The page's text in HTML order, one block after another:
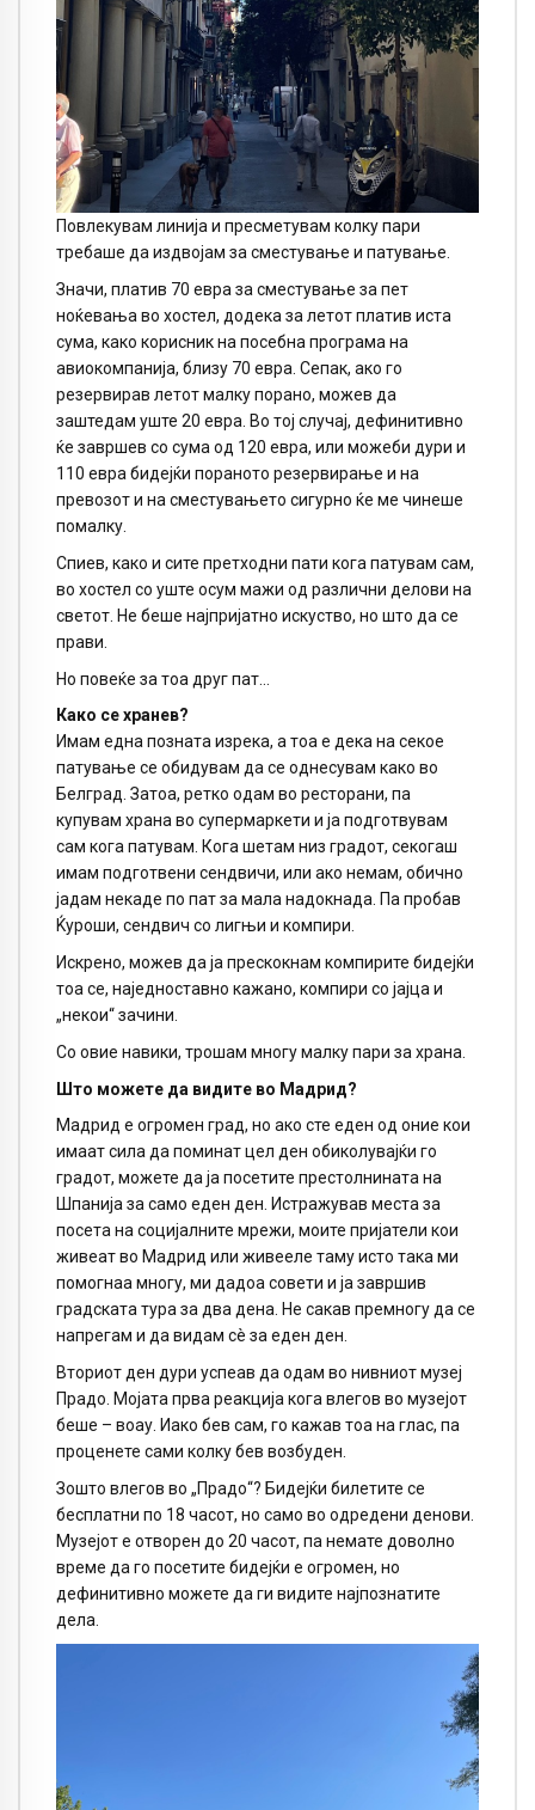
Повлекувам линија и пресметувам колку пари
требаше да издвојам за сместување и патување.
Значи, платив 70 евра за сместување за пет
ноќевања во хостел, додека за летот платив иста
сума, како корисник на посебна програма на
авиокомпанија, близу 70 евра. Сепак, ако го
резервирав летот малку порано, можев да
заштедам уште 20 евра. Во тој случај, дефинитивно
ќе завршев со сума од 120 евра, или можеби дури и
110 евра бидејќи пораното резервирање и на
превозот и на сместувањето сигурно ќе ме чинеше
помалку.
Спиев, како и сите претходни пати кога патувам сам,
во хостел со уште осум мажи од различни делови на
светот. Не беше најпријатно искуство, но што да се
прави.
Но повеќе за тоа друг пат…
Како се хранев?
Имам една позната изрека, а тоа е дека на секое
патување се обидувам да се однесувам како во
Белград. Затоа, ретко одам во ресторани, па
купувам храна во супермаркети и ја подготвувам
сам кога патувам. Кога шетам низ градот, секогаш
имам подготвени сендвичи, или ако немам, обично
јадам некаде по пат за мала надокнада. Па пробав
Ќуроши, сендвич со лигњи и компири.
Искрено, можев да ја прескокнам компирите бидејќи
тоа се, наједноставно кажано, компири со јајца и
„некои“ зачини.
Со овие навики, трошам многу малку пари за храна.
Што можете да видите во Мадрид?
Мадрид е огромен град, но ако сте еден од оние кои
имаат сила да поминат цел ден обиколувајќи го
градот, можете да ја посетите престолнината на
Шпанија за само еден ден. Истражував места за
посета на социјалните мрежи, моите пријатели кои
живеат во Мадрид или живееле таму исто така ми
помогнаа многу, ми дадоа совети и ја завршив
градската тура за два дена. Не сакав премногу да се
напрегам и да видам сè за еден ден.
Вториот ден дури успеав да одам во нивниот музеј
Прадо. Мојата прва реакција кога влегов во музејот
беше – воау. Иако бев сам, го кажав тоа на глас, па
проценете сами колку бев возбуден.
Зошто влегов во „Прадо“? Бидејќи билетите се
бесплатни по 18 часот, но само во одредени денови.
Музејот е отворен до 20 часот, па немате доволно
време да го посетите бидејќи е огромен, но
дефинитивно можете да ги видите најпознатите
дела.